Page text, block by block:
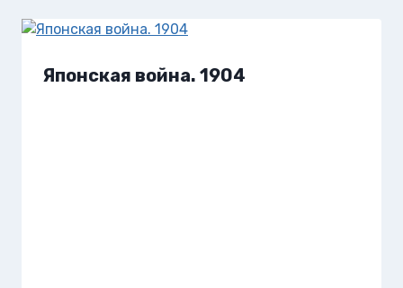
Японская война. 1904